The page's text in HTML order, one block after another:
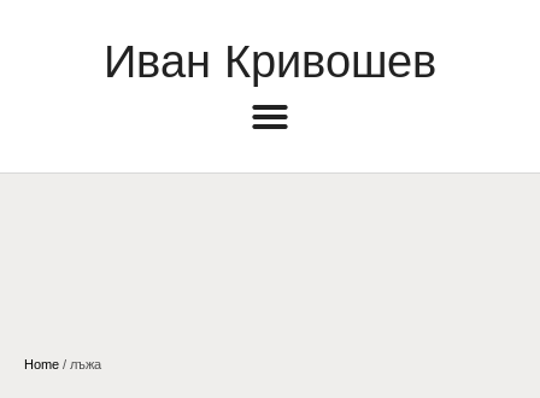
Иван Кривошев
Home / лъжа